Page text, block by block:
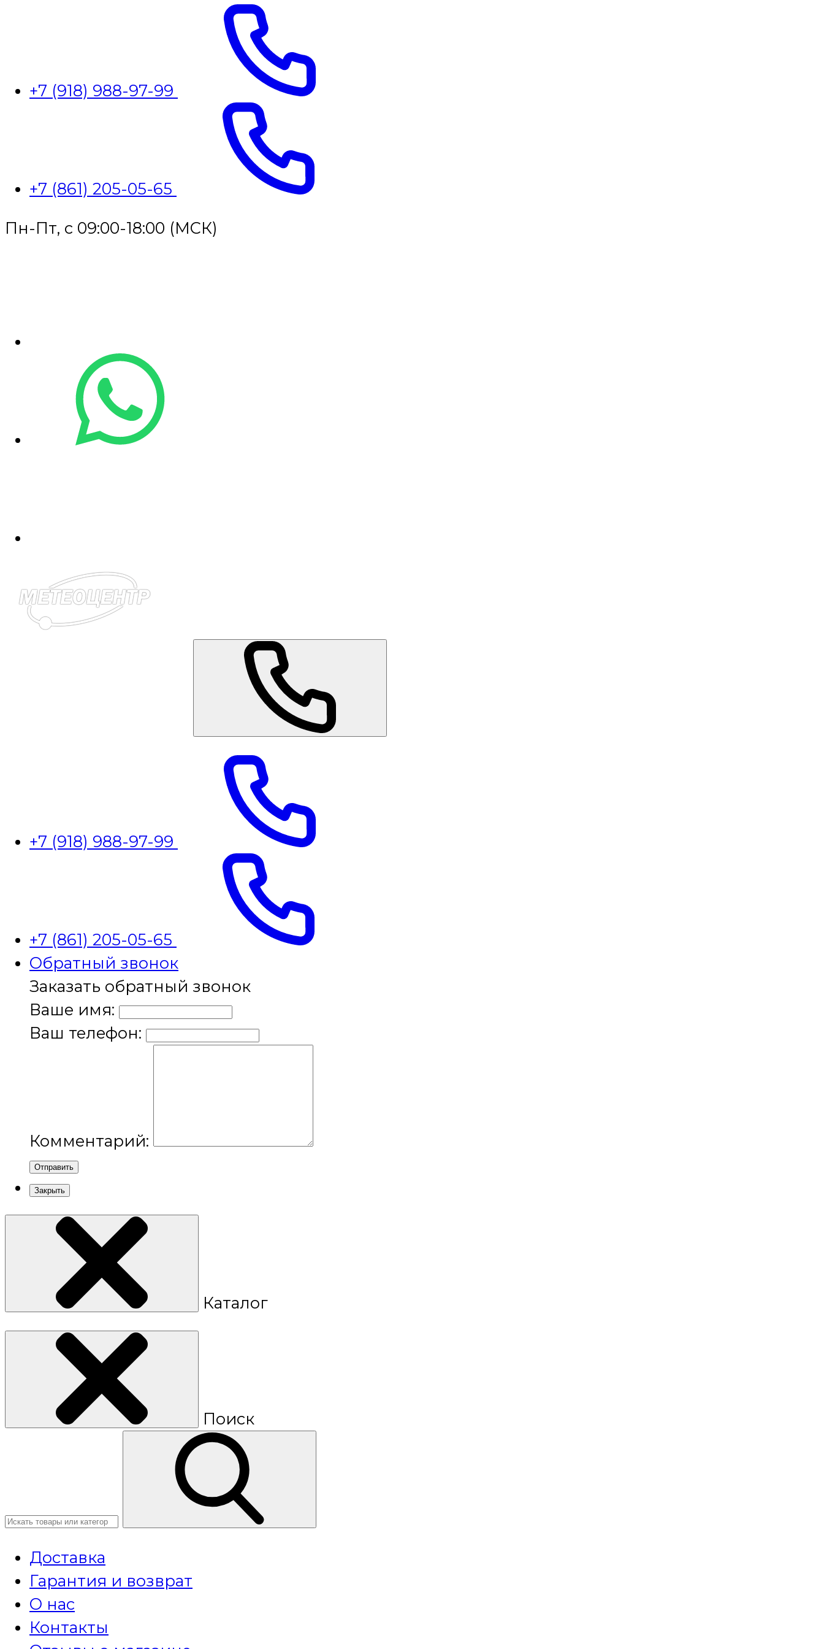
+7 (918) 988-97-99
+7 (861) 205-05-65
Пн-Пт, с 09:00-18:00 (МСК)
+7 (918) 988-97-99
+7 (861) 205-05-65
Обратный звонок
Заказать обратный звонок
Ваше имя:
Ваш телефон:
Комментарий:
Отправить
Закрыть
Каталог
Поиск
Доставка
Гарантия и возврат
О нас
Контакты